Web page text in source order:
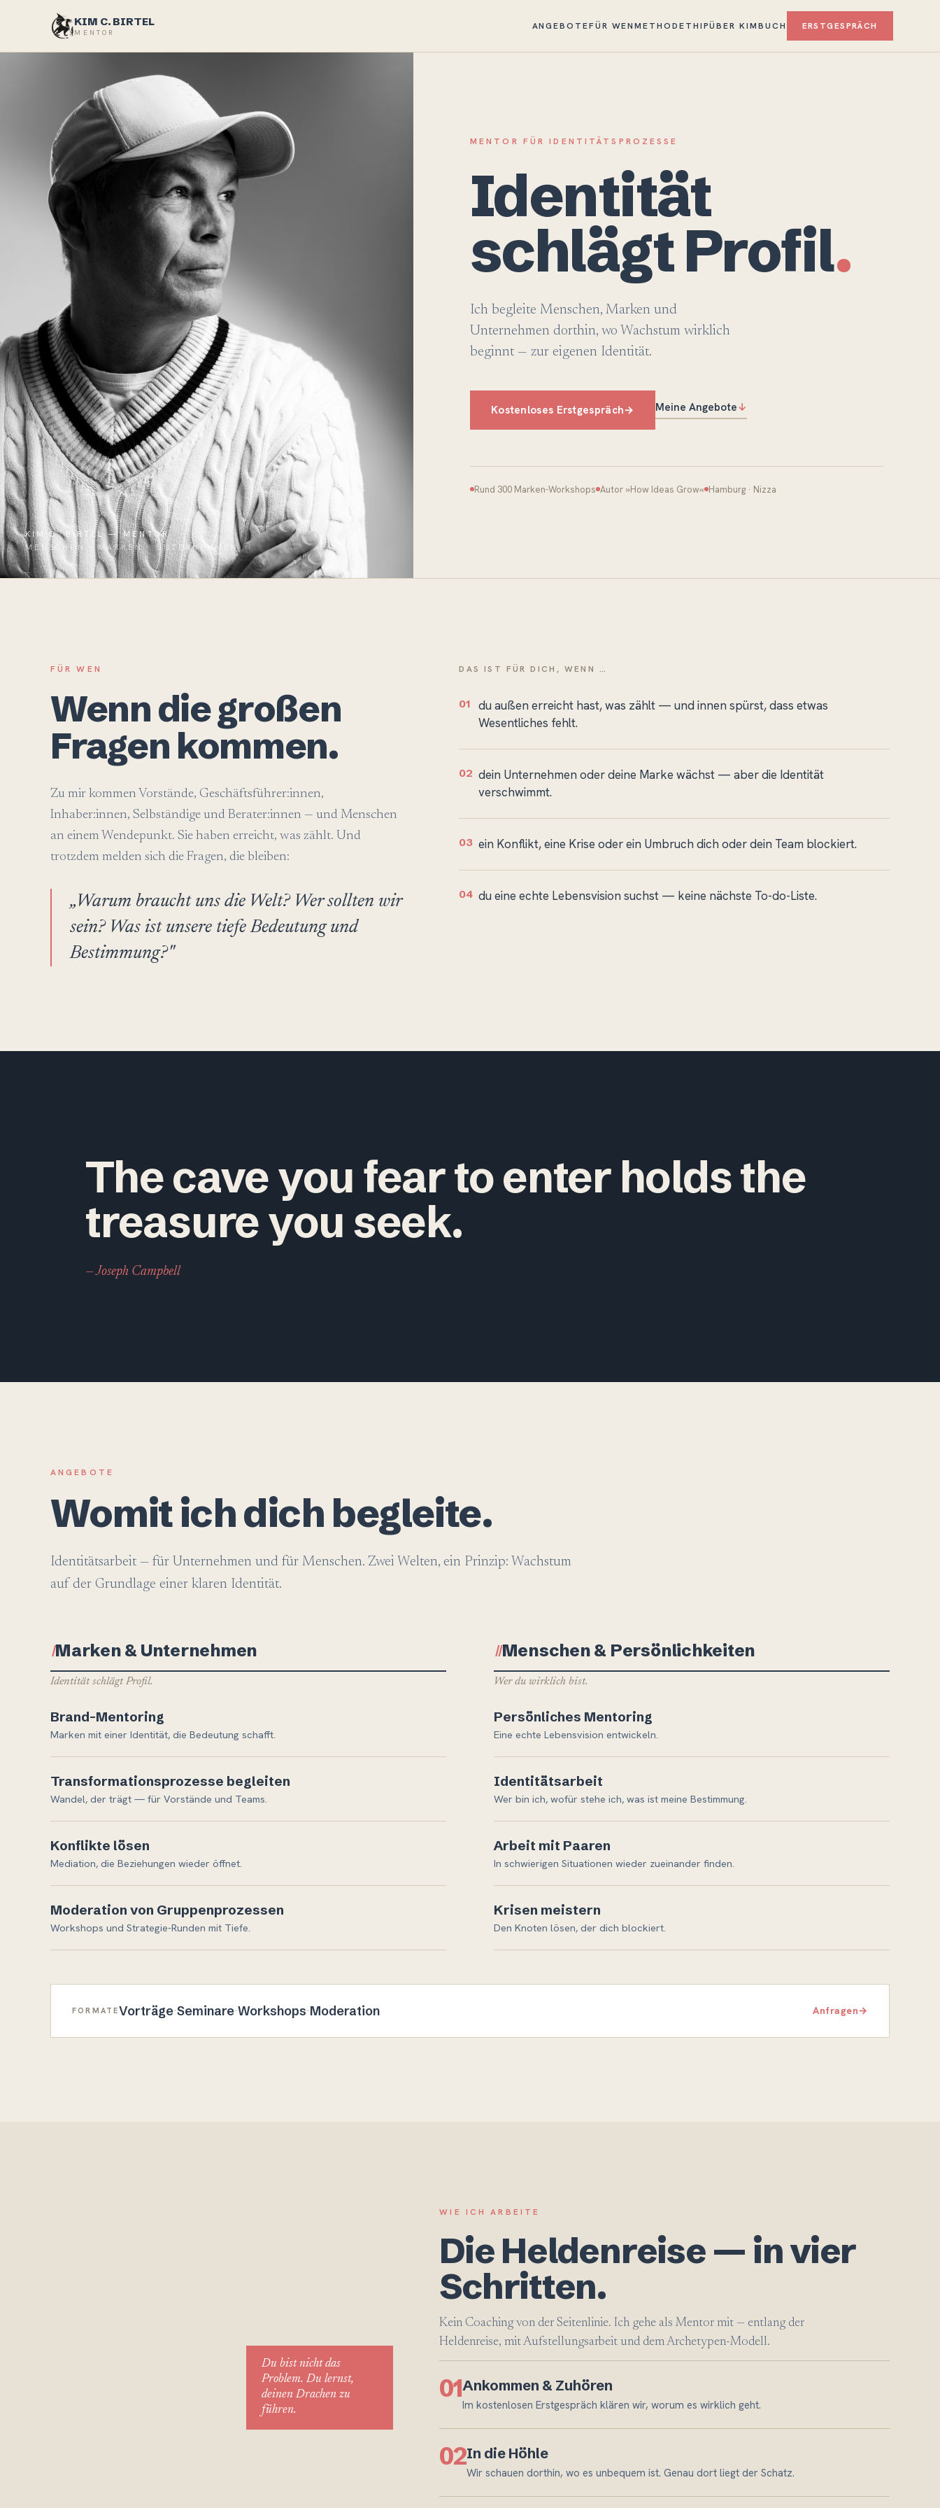
KIM C. BIRTEL
MENTOR
ANGEBOTEFÜR WENMETHODETHIPÜBER KIMBUCH ERSTGESPRÄCH
KIM C. BIRTEL — MENTOR
MENSCHEN · MARKEN · UNTERNEHMEN
MENTOR FÜR IDENTITÄTSPROZESSE
Identität
schlägt Profil.
Ich begleite Menschen, Marken und
Unternehmen dorthin, wo Wachstum wirklich
beginnt — zur eigenen Identität.
Kostenloses Erstgespräch→ Meine Angebote↓
Rund 300 Marken-Workshops Autor »How Ideas Grow« Hamburg · Nizza
FÜR WEN
Wenn die großen
Fragen kommen.
Zu mir kommen Vorstände, Geschäftsführer:innen,
Inhaber:innen, Selbständige und Berater:innen — und Menschen
an einem Wendepunkt. Sie haben erreicht, was zählt. Und
trotzdem melden sich die Fragen, die bleiben:
„Warum braucht uns die Welt? Wer sollten wir
sein? Was ist unsere tiefe Bedeutung und
Bestimmung?"
DAS IST FÜR DICH, WENN …
01
du außen erreicht hast, was zählt — und innen spürst, dass etwas
Wesentliches fehlt.
02 dein Unternehmen oder deine Marke wächst — aber die Identität
verschwimmt.
03 ein Konflikt, eine Krise oder ein Umbruch dich oder dein Team blockiert.
04 du eine echte Lebensvision suchst — keine nächste To-do-Liste.
The cave you fear to enter holds the
treasure you seek.
— Joseph Campbell
ANGEBOTE
Womit ich dich begleite.
Identitätsarbeit — für Unternehmen und für Menschen. Zwei Welten, ein Prinzip: Wachstum
auf der Grundlage einer klaren Identität.
ⅠMarken & Unternehmen
Identität schlägt Profil.
Brand-Mentoring
Marken mit einer Identität, die Bedeutung schafft.
Transformationsprozesse begleiten
Wandel, der trägt — für Vorstände und Teams.
Konflikte lösen
Mediation, die Beziehungen wieder öffnet.
Moderation von Gruppenprozessen
Workshops und Strategie-Runden mit Tiefe.
ⅡMenschen & Persönlichkeiten
Wer du wirklich bist.
Persönliches Mentoring
Eine echte Lebensvision entwickeln.
Identitätsarbeit
Wer bin ich, wofür stehe ich, was ist meine Bestimmung.
Arbeit mit Paaren
In schwierigen Situationen wieder zueinander finden.
Krisen meistern
Den Knoten lösen, der dich blockiert.
FORMATEVorträge·Seminare·Workshops·Moderation Anfragen→
Du bist nicht das
Problem. Du lernst,
deinen Drachen zu
führen.
WIE ICH ARBEITE
Die Heldenreise — in vier
Schritten.
Kein Coaching von der Seitenlinie. Ich gehe als Mentor mit — entlang der
Heldenreise, mit Aufstellungsarbeit und dem Archetypen-Modell.
01Ankommen & Zuhören
Im kostenlosen Erstgespräch klären wir, worum es wirklich geht.
02In die Höhle
Wir schauen dorthin, wo es unbequem ist. Genau dort liegt der Schatz.